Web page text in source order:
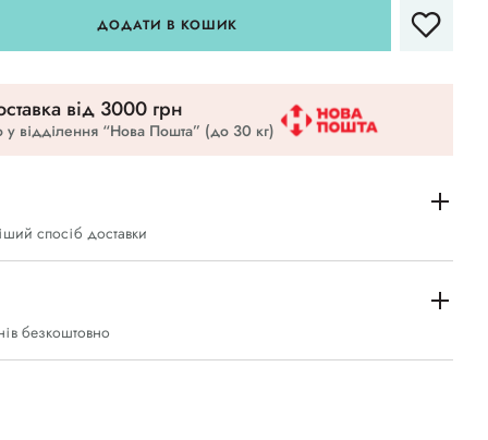
ДОДАТИ В КОШИК
вiд 3000 грн
відділення “Нова Пошта” (до 30 кг)
спосіб доставки
безкоштовно